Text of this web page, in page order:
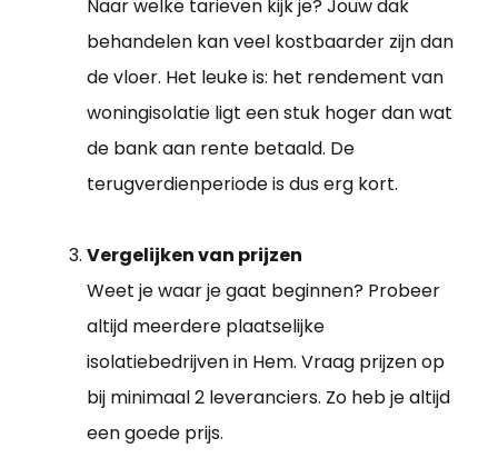
Naar welke tarieven kijk je? Jouw dak
behandelen kan veel kostbaarder zijn dan
de vloer. Het leuke is: het rendement van
woningisolatie ligt een stuk hoger dan wat
de bank aan rente betaald. De
terugverdienperiode is dus erg kort.
Vergelijken van prijzen
Weet je waar je gaat beginnen? Probeer
altijd meerdere plaatselijke
isolatiebedrijven in Hem. Vraag prijzen op
bij minimaal 2 leveranciers. Zo heb je altijd
een goede prijs.